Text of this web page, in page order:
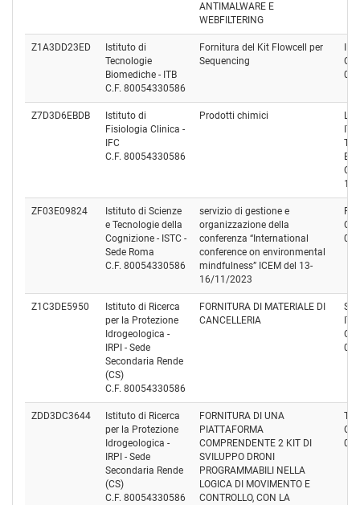
ANTIMALWARE E
WEBFILTERING
Z1A3DD23ED
Istituto di
Tecnologie
Biomediche - ITB
C.F. 80054330586
Fornitura del Kit Flowcell per
Sequencing
Z7D3D6EBDB
Istituto di
Fisiologia Clinica -
IFC
C.F. 80054330586
Prodotti chimici
ZF03E09824
Istituto di Scienze
e Tecnologie della
Cognizione - ISTC -
Sede Roma
C.F. 80054330586
servizio di gestione e
organizzazione della
conferenza “International
conference on environmental
mindfulness” ICEM del 13-
16/11/2023
Z1C3DE5950
Istituto di Ricerca
per la Protezione
Idrogeologica -
IRPI - Sede
Secondaria Rende
(CS)
C.F. 80054330586
FORNITURA DI MATERIALE DI
CANCELLERIA
ZDD3DC3644
Istituto di Ricerca
per la Protezione
Idrogeologica -
IRPI - Sede
Secondaria Rende
(CS)
C.F. 80054330586
FORNITURA DI UNA
PIATTAFORMA
COMPRENDENTE 2 KIT DI
SVILUPPO DRONI
PROGRAMMABILI NELLA
LOGICA DI MOVIMENTO E
CONTROLLO, CON LA